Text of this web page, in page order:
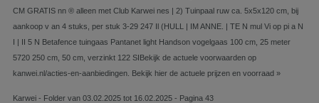
CM GRATIS nn ® alleen met Club Karwei nes | 2) Tuinpaal ruw ca. 5x5x120 cm, bij
aankoop v an 4 stuks, per stuk 3-29 247 Il (HULL | IM ANNE. | TE N mul Vi op pi a N
I | II 5 N Betafence tuingaas Pantanet light Handson vogelgaas 100 cm, 25 meter
5720 250 cm, 50 cm, verzinkt 122 SIBekijk de actuele voorwaarden op
kanwei.nl/acties-en-aanbiedingen. Bekijk hier de actuele prijzen en voorraad »
Karwei - Folder van 03.02.2025 tot 16.02.2025 - Pagina 43